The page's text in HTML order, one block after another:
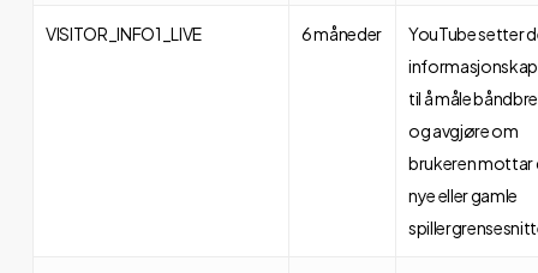
VISITOR_INFO1_LIVE 6 måneder
YouTube setter
til å måle
og avgjøre om
brukeren mottar
nye eller gamle